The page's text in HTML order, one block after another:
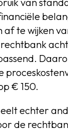
af te wijken
€ 150.
echter
de